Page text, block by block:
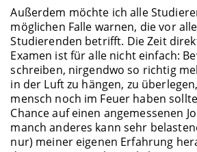
Außerdem möchte ich alle
möglichen Falle warnen, die vor
Studierenden betrifft. Die Zeit
Examen ist für alle nicht einfach:
schreiben, nirgendwo so richtig
in der Luft zu hängen, zu
mensch noch im Feuer haben
Chance auf einen angemessenen
manch anderes kann sehr
nur) meiner eigenen Erfahrung